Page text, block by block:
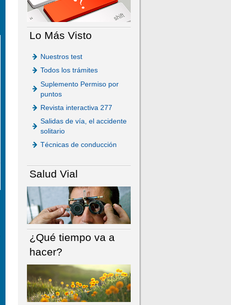
Lo Más Visto
Nuestros test
Todos los trámites
Suplemento Permiso por
puntos
Revista interactiva 277
Salidas de vía, el accidente
solitario
Técnicas de conducción
Salud Vial
¿Qué tiempo va a
hacer?